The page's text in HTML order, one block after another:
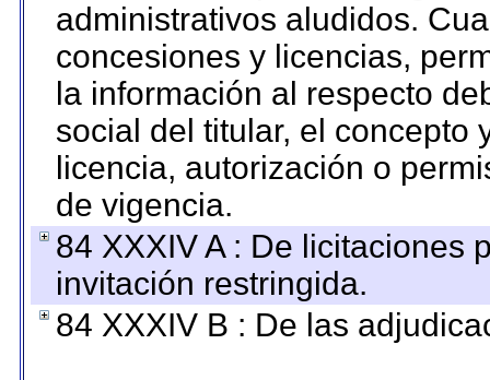
administrativos aludidos.
concesiones y licencias,
la información al respecto
social del titular, el concepto
licencia, autorización o
de vigencia.
84 XXXIV A : De licitaciones
invitación restringida.
84 XXXIV B : De las